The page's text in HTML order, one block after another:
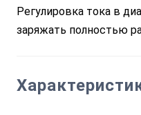
Регулировка тока в
заряжать полностью